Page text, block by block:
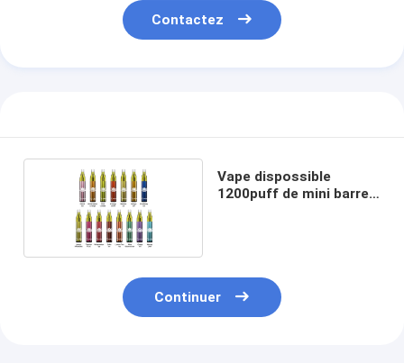
Contactez
Vape dispossible
1200puff de mini barre
Continuer